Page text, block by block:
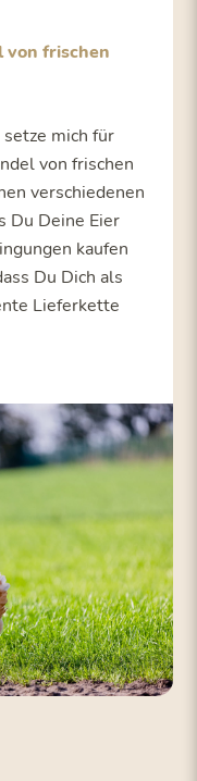
von frischen
setze mich für
von frischen
verschiedenen
Du Deine Eier
kaufen
Du Dich als
Lieferkette